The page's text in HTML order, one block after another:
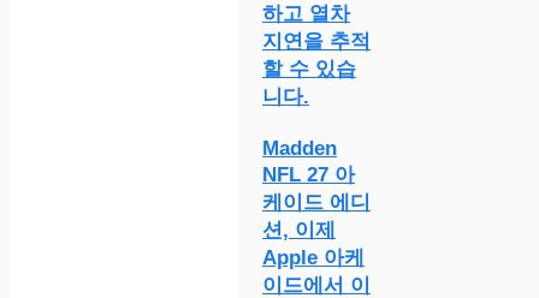
하고 열차
지연을 추적
할 수 있습
니다.
Madden
NFL 27 아
케이드 에디
션, 이제
Apple 아케
이드에서 이